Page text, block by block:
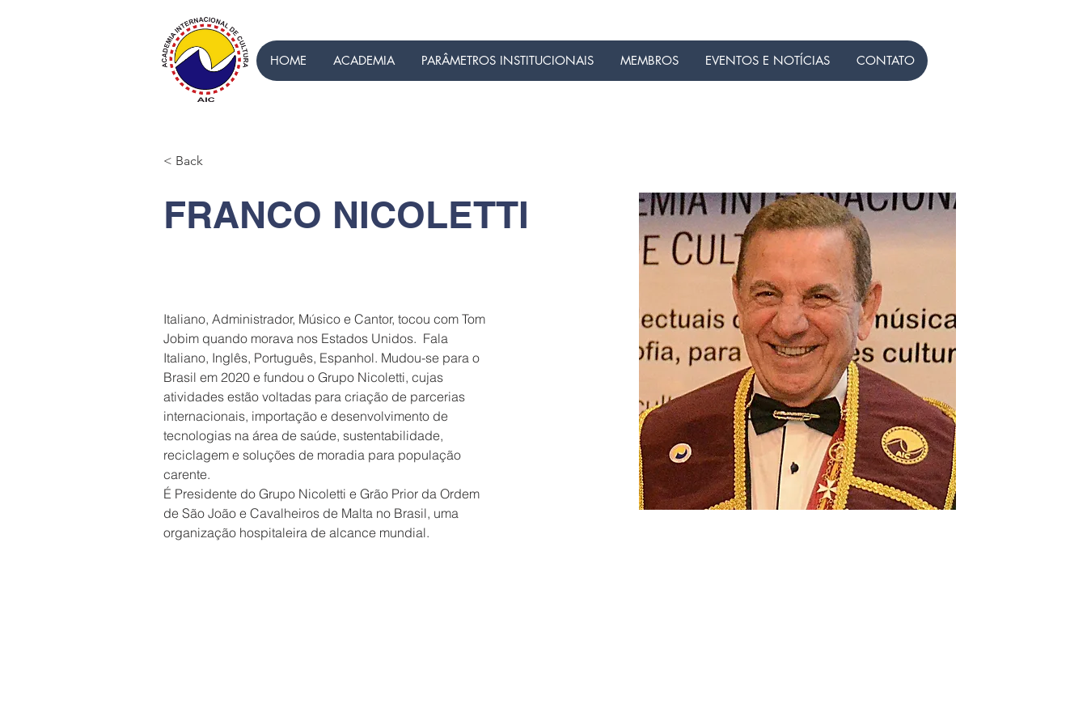
HOME ACADEMIA PARÂMETROS INSTITUCIONAIS MEMBROS EVENTOS E NOTÍCIAS CONTATO
< Back
FRANCO NICOLETTI
Italiano, Administrador, Músico e Cantor, tocou com Tom
Jobim quando morava nos Estados Unidos.  Fala
Italiano, Inglês, Português, Espanhol. Mudou-se para o
Brasil em 2020 e fundou o Grupo Nicoletti, cujas
atividades estão voltadas para criação de parcerias
internacionais, importação e desenvolvimento de
tecnologias na área de saúde, sustentabilidade,
reciclagem e soluções de moradia para população
carente.
É Presidente do Grupo Nicoletti e Grão Prior da Ordem
de São João e Cavalheiros de Malta no Brasil, uma
organização hospitaleira de alcance mundial.